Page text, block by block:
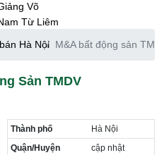
Võ
Từ Liêm
Giấy
Xuân
Đông
Hòa
Độ
Hà Nội M&A bất động sản
Sản TMDV
Thành phố
Hà Nội
Quận/Huyện
cập nhật